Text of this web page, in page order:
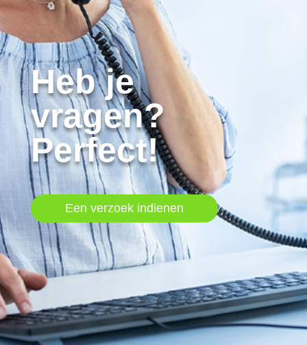
Heb je
vragen?
Perfect!
Een verzoek indienen